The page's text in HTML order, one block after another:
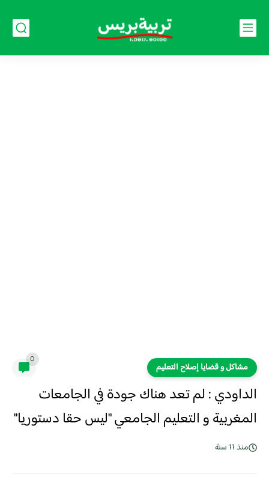
مشاكل و قضايا إصلاح التعليم
0
الداودي : لم تعد هناك جودة في الجامعات
المغربية و التعليم الجامعي "ليس حقا دستوريا"
منذ 11 سنة